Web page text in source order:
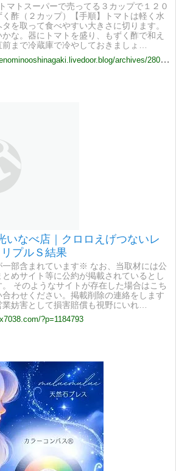
マトスーパーで売ってる３カップで１２０
酢（２カップ）【手順】トマトは軽く水
を取って食べやすい大きさに切ります。
な。器にトマトを盛り、もずく酢で和え
前まで冷蔵庫で冷やしておきましょ…
archives/28012125.html
いなべ店｜クロロえげつないレ
プルＳ結果
部含まれています※ なお、当取材には公
めサイト等に公約が掲載されているとし
そのようなサイトが存在した場合はこち
わせください。掲載削除の連絡をします
妨害として損害賠償も視野にいれ…
?p=1184793